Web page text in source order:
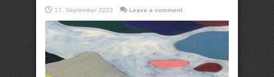
17. September 2023 Leave a comment